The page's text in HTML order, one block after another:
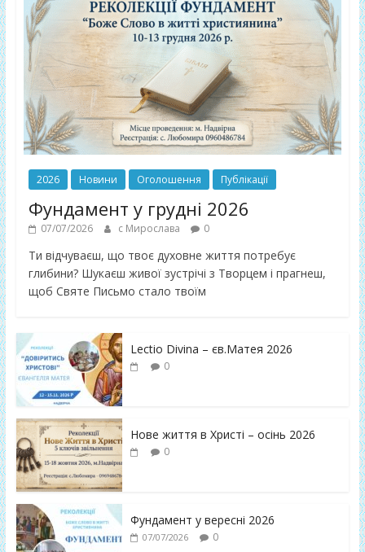
2026 Новини Оголошення Публікації
Фундамент у грудні 2026
07/07/2026 с Мирослава 0
Ти відчуваєш, що твоє духовне життя потребує
глибини? Шукаєш живої зустрічі з Творцем і прагнеш,
щоб Святе Письмо стало твоїм
Lectio Divina – єв.Матея 2026
0
Нове життя в Христі – осінь 2026
0
Фундамент у вересні 2026
07/07/2026 0